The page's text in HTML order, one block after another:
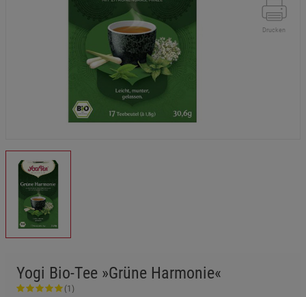
Drucken
Yogi Bio-Tee »Grüne Harmonie«
(1)